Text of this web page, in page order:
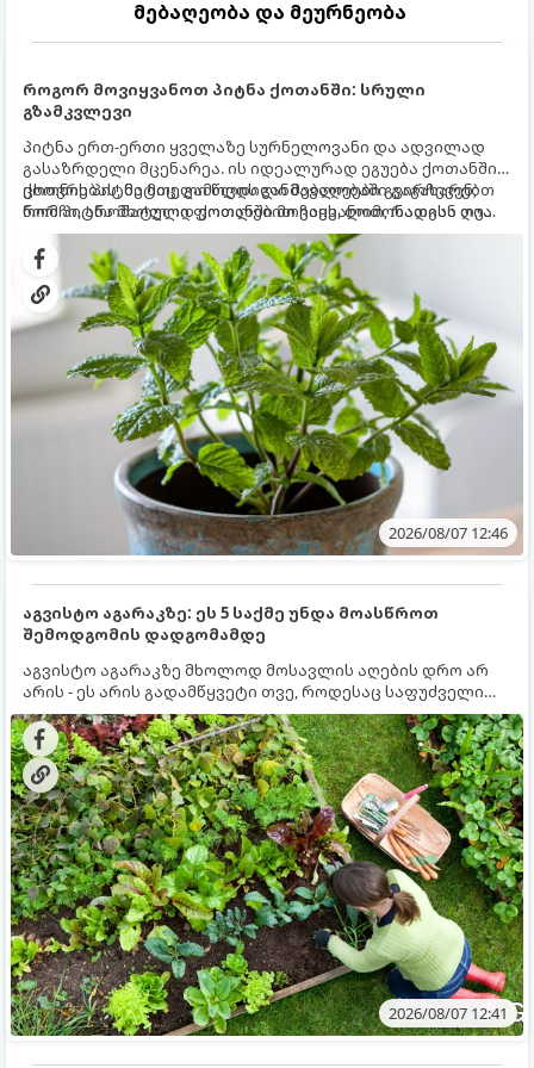
მებაღეობა და მეურნეობა
როგორ მოვიყვანოთ პიტნა ქოთანში: სრული
გზამკვლევი
პიტნა ერთ-ერთი ყველაზე სურნელოვანი და ადვილად
გასაზრდელი მცენარეა. ის იდეალურად ეგუება ქოთანში
ცხოვრებას, მეტიც, გამოცდილი მებაღეები გვირჩევენ,
რომ პიტნა მხოლოდ ქოთანში მოვიყვანოთ, რადგან ღია
გრუნტში (ბაღში) დარგვისას ის ფესვებით ძალიან
სწრაფად ვრცელდება და სხვა მცენარეებს ავიწროებს.
ქოთნის პიტნა მთელი წლის განმავლობაში გაგახარებთ
ნორჩი, არომატული ფოთლებით ჩაის, ლიმონათისა თუ
კერძებისთვის.
2026/08/07 12:46
აგვისტო აგარაკზე: ეს 5 საქმე უნდა მოასწროთ
შემოდგომის დადგომამდე
აგვისტო აგარაკზე მხოლოდ მოსავლის აღების დრო არ
არის - ეს არის გადამწყვეტი თვე, როდესაც საფუძველი
ეყრება მომავალი წლის მოსავალს და ბაღი მზადდება
შემოდგომა-ზამთრის სეზონისთვის. იმისათვის, რომ
ნიადაგმა ენერგია აღიდგინოს, ხოლო მცენარეებმა
ზამთარს გაუძლონ, აგვისტოს ბოლომდე 5
მნიშვნელოვანი საქმის გაკეთება უნდა მოასწროთ:
2026/08/07 12:41